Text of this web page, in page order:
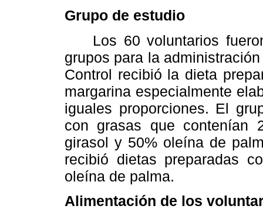
Grupo de estudio
Los 60 voluntarios
grupos para la
Control recibió la dieta
margarina especialmente
iguales proporciones. El
con grasas que contenían
girasol y 50% oleína de
recibió dietas preparadas
oleína de palma.
Alimentación de los